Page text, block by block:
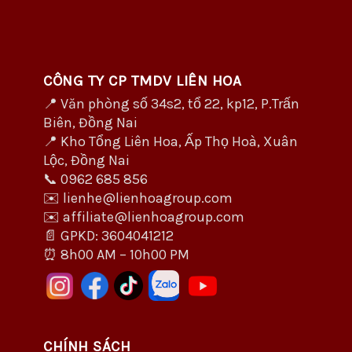
CÔNG TY CP TMDV LIÊN HOA
📍 Văn phòng số 34s2, tổ 22, kp12, P.Trấn
Biên, Đồng Nai
📍 Kho Tổng Liên Hoa, Ấp Thọ Hoà, Xuân
Lộc, Đồng Nai
📞 0962 685 856
✉️ lienhe@lienhoagroup.com
✉️ affiliate@lienhoagroup.com
📄 GPKD: 3604041212
⏰ 8h00 AM – 10h00 PM
CHÍNH SÁCH